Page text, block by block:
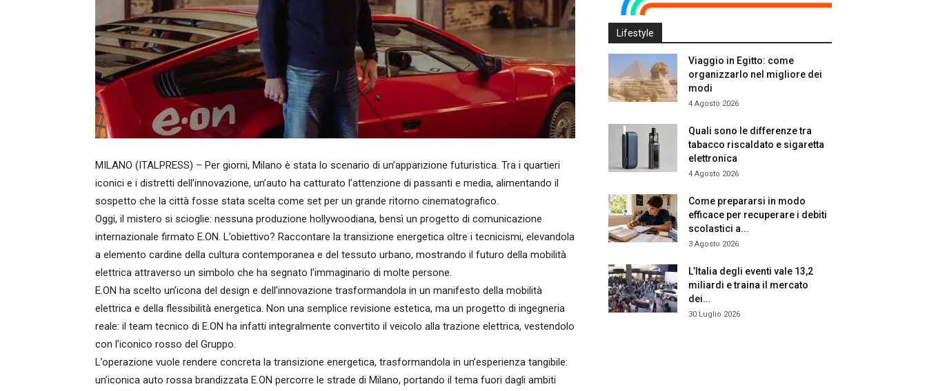
MILANO (ITALPRESS) – Per giorni, Milano è stata lo scenario di un’apparizione futuristica. Tra i quartieri
iconici e i distretti dell’innovazione, un’auto ha catturato l’attenzione di passanti e media, alimentando il
sospetto che la città fosse stata scelta come set per un grande ritorno cinematografico.
Oggi, il mistero si scioglie: nessuna produzione hollywoodiana, bensì un progetto di comunicazione
internazionale firmato E.ON. L’obiettivo? Raccontare la transizione energetica oltre i tecnicismi, elevandola
a elemento cardine della cultura contemporanea e del tessuto urbano, mostrando il futuro della mobilità
elettrica attraverso un simbolo che ha segnato l’immaginario di molte persone.
E.ON ha scelto un’icona del design e dell’innovazione trasformandola in un manifesto della mobilità
elettrica e della flessibilità energetica. Non una semplice revisione estetica, ma un progetto di ingegneria
reale: il team tecnico di E.ON ha infatti integralmente convertito il veicolo alla trazione elettrica, vestendolo
con l’iconico rosso del Gruppo.
L’operazione vuole rendere concreta la transizione energetica, trasformandola in un’esperienza tangibile:
un’iconica auto rossa brandizzata E.ON percorre le strade di Milano, portando il tema fuori dagli ambiti
Lifestyle
Viaggio in Egitto: come
organizzarlo nel migliore dei
modi
4 Agosto 2026
Quali sono le differenze tra
tabacco riscaldato e sigaretta
elettronica
4 Agosto 2026
Come prepararsi in modo
efficace per recuperare i debiti
scolastici a...
3 Agosto 2026
L’Italia degli eventi vale 13,2
miliardi e traina il mercato
dei...
30 Luglio 2026